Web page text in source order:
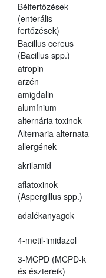
Bélfertőzések
(enterális
fertőzések)
Bacillus cereus
(Bacillus spp.)
atropin
arzén
amigdalin
alumínium
alternária toxinok
Alternaria alternata
allergének
akrilamid
aflatoxinok
(Aspergillus spp.)
adalékanyagok
4-metil-imidazol
3-MCPD (MCPD-k
és észtereik)